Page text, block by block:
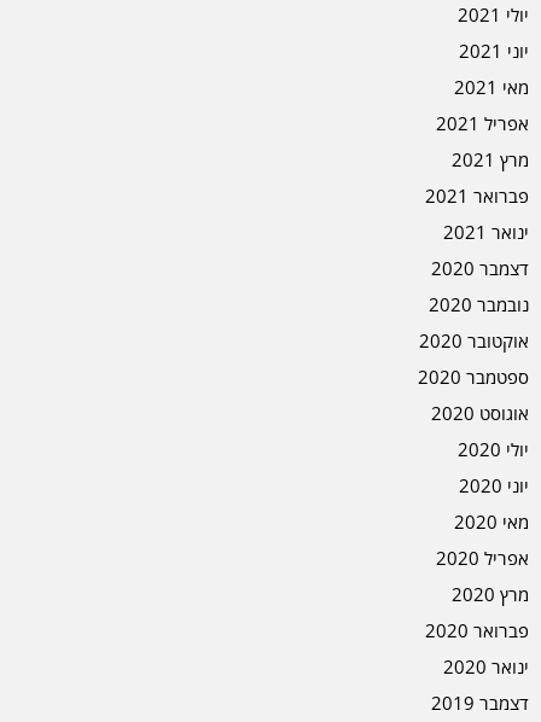
יולי 2021
יוני 2021
מאי 2021
אפריל 2021
מרץ 2021
פברואר 2021
ינואר 2021
דצמבר 2020
נובמבר 2020
אוקטובר 2020
ספטמבר 2020
אוגוסט 2020
יולי 2020
יוני 2020
מאי 2020
אפריל 2020
מרץ 2020
פברואר 2020
ינואר 2020
דצמבר 2019